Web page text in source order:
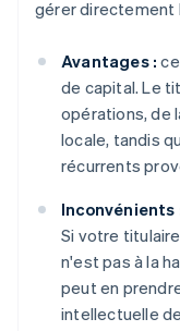
gérer directement
Avantages :
de capital. Le
opérations, de
locale, tandis
récurrents
Inconvénients
Si votre
n'est pas à la
peut en
intellectuelle